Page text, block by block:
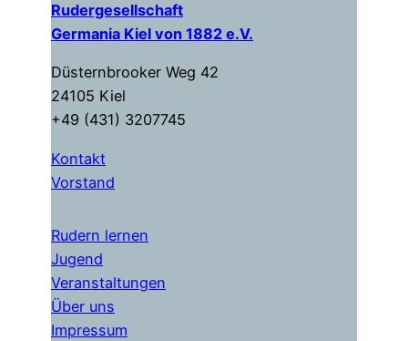
Rudergesellschaft
Germania Kiel von 1882 e.V.
Düsternbrooker Weg 42
24105 Kiel
+49 (431) 3207745
Kontakt
Vorstand
Rudern lernen
Jugend
Veranstaltungen
Über uns
Impressum